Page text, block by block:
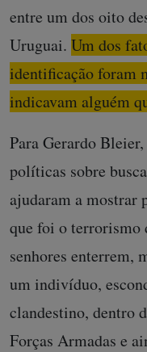
entre um dos oito
Uruguai. Um dos
identificação foram
indicavam alguém
Para Gerardo
políticas sobre
ajudaram a mostrar
que foi o terrorismo
senhores enterrem,
um indivíduo,
clandestino, dentro
Forças Armadas e